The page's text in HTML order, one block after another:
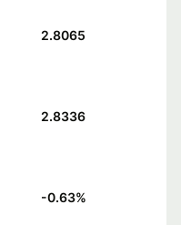
2.8065
2.8336
-0.63%